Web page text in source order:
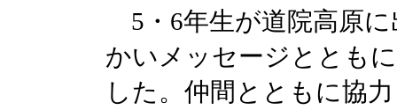
5・6年生が道院高原
かいメッセージととも
した。仲間とともに協